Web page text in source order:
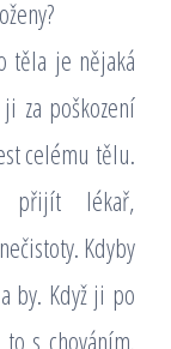
těla je nějaká
za poškození
celému tělu.
přijít lékař,
Kdyby
by. Když ji po
s chováním.